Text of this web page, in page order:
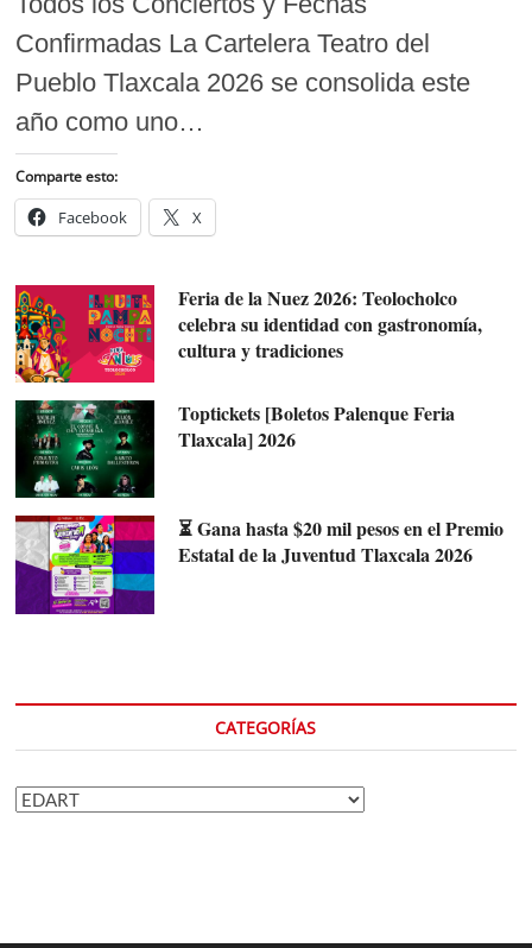
Confirmadas La Cartelera Teatro del
Pueblo Tlaxcala 2026 se consolida este
año como uno…
Comparte esto:
Facebook X
Feria de la Nuez 2026: Teolocholco
celebra su identidad con gastronomía,
cultura y tradiciones
Toptickets [Boletos Palenque Feria
Tlaxcala] 2026
⏳ Gana hasta $20 mil pesos en el Premio
Estatal de la Juventud Tlaxcala 2026
CATEGORÍAS
Categorías